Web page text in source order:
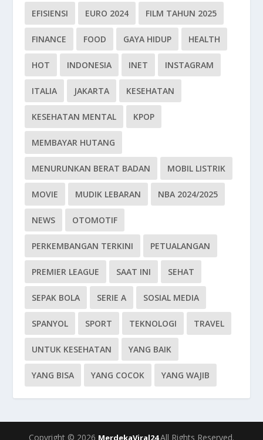
EFISIENSI EURO 2024 FILM TAHUN 2025
FINANCE FOOD GAYA HIDUP HEALTH
HOT INDONESIA INET INSTAGRAM
ITALIA JAKARTA KESEHATAN
KESEHATAN MENTAL KPOP
MEMBAYAR HUTANG
MENURUNKAN BERAT BADAN MOBIL LISTRIK
MOVIE MUDIK LEBARAN NBA 2024/2025
NEWS OTOMOTIF
PERKEMBANGAN TERKINI PETUALANGAN
PREMIER LEAGUE SAAT INI SEHAT
SEPAK BOLA SERIE A SOSIAL MEDIA
SPANYOL SPORT TEKNOLOGI TRAVEL
UNTUK KESEHATAN YANG BAIK
YANG BISA YANG COCOK YANG WAJIB
Copyright © 2026 MerdekaViral24All Rights Reserved.